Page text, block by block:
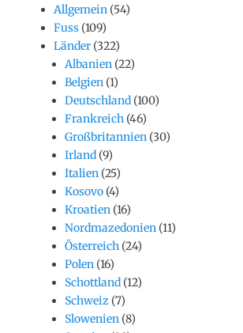
Allgemein (54)
Fuss (109)
Länder (322)
Albanien (22)
Belgien (1)
Deutschland (100)
Frankreich (46)
Großbritannien (30)
Irland (9)
Italien (25)
Kosovo (4)
Kroatien (16)
Nordmazedonien (11)
Österreich (24)
Polen (16)
Schottland (12)
Schweiz (7)
Slowenien (8)